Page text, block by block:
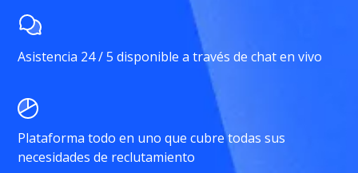
Asistencia 24 / 5 disponible a través de chat en vivo
Plataforma todo en uno que cubre todas sus
necesidades de reclutamiento